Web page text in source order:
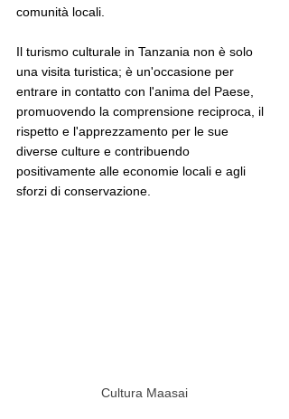
comunità locali.
Il turismo culturale in Tanzania non è solo
una visita turistica; è un'occasione per
entrare in contatto con l'anima del Paese,
promuovendo la comprensione reciproca, il
rispetto e l'apprezzamento per le sue
diverse culture e contribuendo
positivamente alle economie locali e agli
sforzi di conservazione.
Cultura Maasai